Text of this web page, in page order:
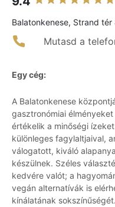
Balatonkenese, Strand
Mutasd a
Egy cég:
A Balatonkenese
gasztronómiai
értékelik a minőségi
különleges fagylaltjaival,
válogatott, kiváló
készülnek. Széles
kedvére valót; a
vegán alternatívák is
kínálatának sokszínűségét.